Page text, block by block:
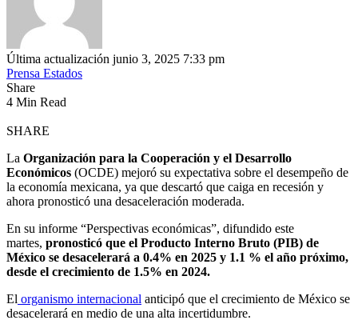
Última actualización junio 3, 2025 7:33 pm
Prensa Estados
Share
4 Min Read
SHARE
La Organización para la Cooperación y el Desarrollo
Económicos (OCDE) mejoró su expectativa sobre el desempeño de
la economía mexicana, ya que descartó que caiga en recesión y
ahora pronosticó una desaceleración moderada.
En su informe “Perspectivas económicas”, difundido este
martes, pronosticó que el Producto Interno Bruto (PIB) de
México se desacelerará a 0.4% en 2025 y 1.1 % el año próximo,
desde el crecimiento de 1.5% en 2024.
El organismo internacional anticipó que el crecimiento de México se
desacelerará en medio de una alta incertidumbre.